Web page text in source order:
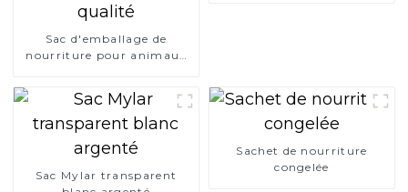
Sac d'emballage de
nourriture pour animaux
Sac Mylar transparent
Sachet de nourriture
congelée